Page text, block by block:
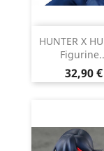
HUNTER X
Prix
32,90 €